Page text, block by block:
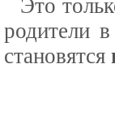
Это
родители
становятся